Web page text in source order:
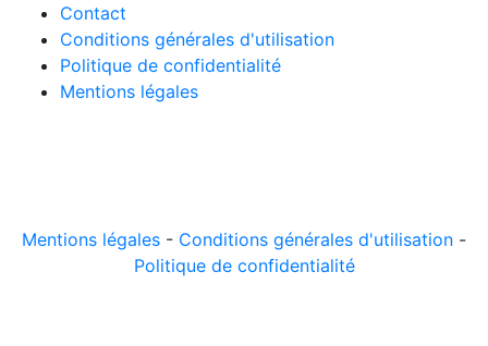
Contact
Conditions générales d'utilisation
Politique de confidentialité
Mentions légales
Mentions légales - Conditions générales d'utilisation -
Politique de confidentialité